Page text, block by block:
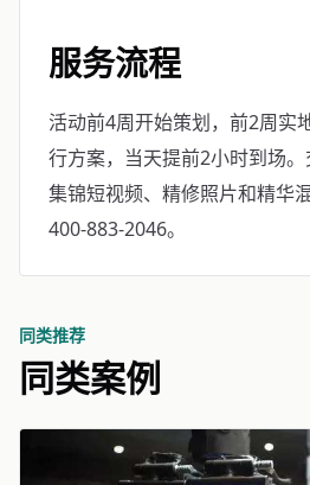
服务流程
活动前4周开始策划，前2周实
行方案，当天提前2小时到场。
集锦短视频、精修照片和精华
400-883-2046。
同类推荐
同类案例